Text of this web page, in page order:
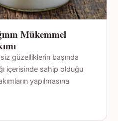
Mükemmel
güzelliklerin başında
içerisinde sahip olduğu
yapılmasına